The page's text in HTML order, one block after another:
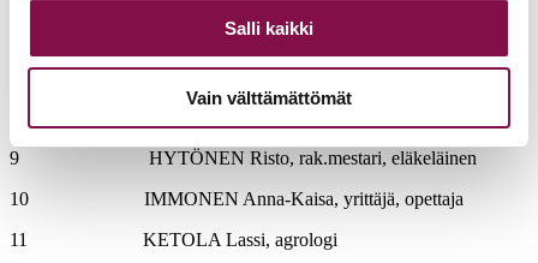
Salli kaikki
Vain välttämättömät
7 ESKELINEN Tiina, TM, uskonnon lehtori
(eläkk.)
9 HYTÖNEN Risto, rak.mestari, eläkeläinen
10 IMMONEN Anna-Kaisa, yrittäjä, opettaja
11 KETOLA Lassi, agrologi